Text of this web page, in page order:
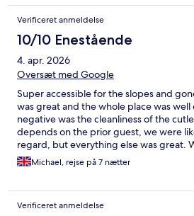
Verificeret anmeldelse
10/10 Enestående
4. apr. 2026
Oversæt med Google
Super accessible for the slopes and
was great and the whole place was
negative was the cleanliness of the
depends on the prior guest, we were
regard, but everything else was great.
Michael, rejse på 7 nætter
Verificeret anmeldelse